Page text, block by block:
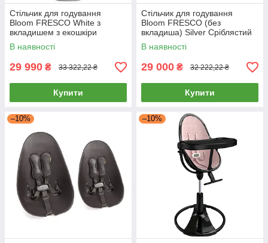
Стільчик для годування
Bloom FRESCO White з
вкладишем з екошкіри
Rosewater
В наявності
29 990 ₴ 33 322,22 ₴
Купити
Стільчик для годування
Bloom FRESCO (без
вкладиша) Silver Сріблястий
В наявності
29 000 ₴ 32 222,22 ₴
Купити
–10% –10%